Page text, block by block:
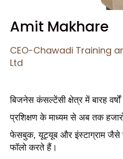
Amit Makhare
CEO-Chawadi Training
Ltd
बिजनेस कंसल्टेंसी क्षेत्र में बारह
प्रशिक्षण के माध्यम से अब तक हजारों
फेसबुक, यूट्यूब और इंस्टाग्राम जैसे
फॉलो करते हैं।